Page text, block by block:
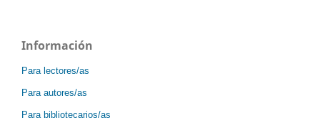
Información
Para lectores/as
Para autores/as
Para bibliotecarios/as